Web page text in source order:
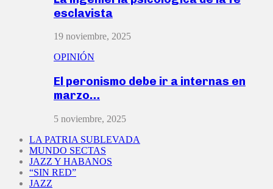
esclavista
19 noviembre, 2025
OPINIÓN
El peronismo debe ir a internas en
marzo…
5 noviembre, 2025
LA PATRIA SUBLEVADA
MUNDO SECTAS
JAZZ Y HABANOS
“SIN RED”
JAZZ